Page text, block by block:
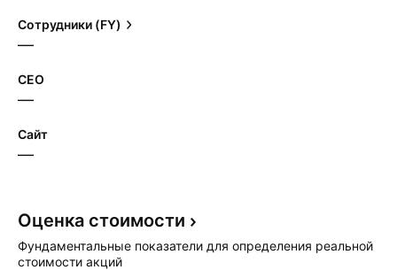
Сотрудники (FY)
—
CEO
—
Сайт
—
Оценка стоимости
Фундаментальные показатели для определения реальной
стоимости акций